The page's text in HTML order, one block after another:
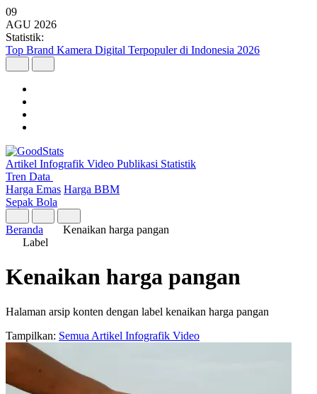
09
AGU 2026
Statistik:
Top Brand Kamera Digital Terpopuler di Indonesia 2026
Artikel Infografik Video Publikasi Statistik
Tren Data
Harga Emas Harga BBM
Sepak Bola
Beranda
Kenaikan harga pangan
Label
Kenaikan harga pangan
Halaman arsip konten dengan label kenaikan harga pangan
Tampilkan: Semua Artikel Infografik Video